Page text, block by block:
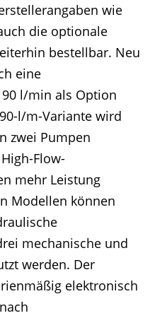
wie
die optionale
bestellbar. Neu
eine
l/min als Option
l/m-Variante wird
zwei Pumpen
Flow-
mehr Leistung
Modellen können
mechanische und
werden. Der
elektronisch